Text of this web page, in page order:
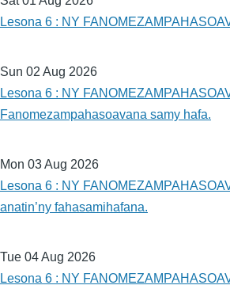
Lesona 6 : NY
Sun 02 Aug 2026
Lesona 6 : NY
Fanomezampahasoavana samy hafa.
Mon 03 Aug 2026
Lesona 6 : NY
anatin’ny fahasamihafana.
Tue 04 Aug 2026
Lesona 6 : NY